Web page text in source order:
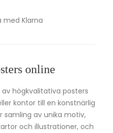
med Klarna
online
högkvalitativa posters
kontor till en konstnärlig
samling av unika motiv,
och illustrationer, och